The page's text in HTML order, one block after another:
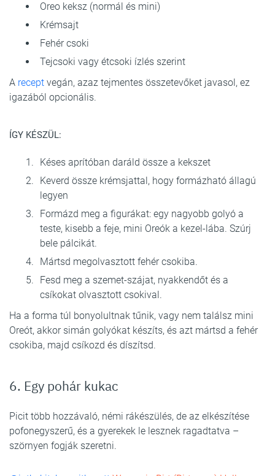
Oreo keksz (normál és mini)
Krémsajt
Fehér csoki
Tejcsoki vagy étcsoki ízlés szerint
A recept vegán, azaz tejmentes összetevőket javasol, ez
igazából opcionális.
ÍGY KÉSZÜL:
Késes aprítóban daráld össze a kekszet
Keverd össze krémsjattal, hogy formázható állagú
legyen
Formázd meg a figurákat: egy nagyobb golyó a
teste, kisebb a feje, mini Oreók a kezel-lába. Szúrj
bele pálcikát.
Mártsd megolvasztott fehér csokiba.
Fesd meg a szemet-szájat, nyakkendőt és a
csíkokat olvasztott csokival.
Ha a forma túl bonyolultnak tűnik, vagy nem találsz mini
Oreót, akkor simán golyókat készíts, és azt mártsd a fehér
csokiba, majd csíkozd és díszítsd.
6. Egy pohár kukac
Picit több hozzávaló, némi rákészülés, de az elkészítése
pofonegyszerű, és a gyerekek le lesznek ragadtatva –
szörnyen fogják szeretni.